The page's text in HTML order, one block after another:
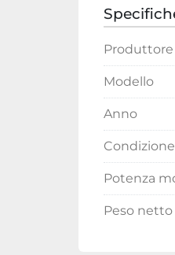
Produttore
Modello
Anno
Condizione
Potenza
Peso